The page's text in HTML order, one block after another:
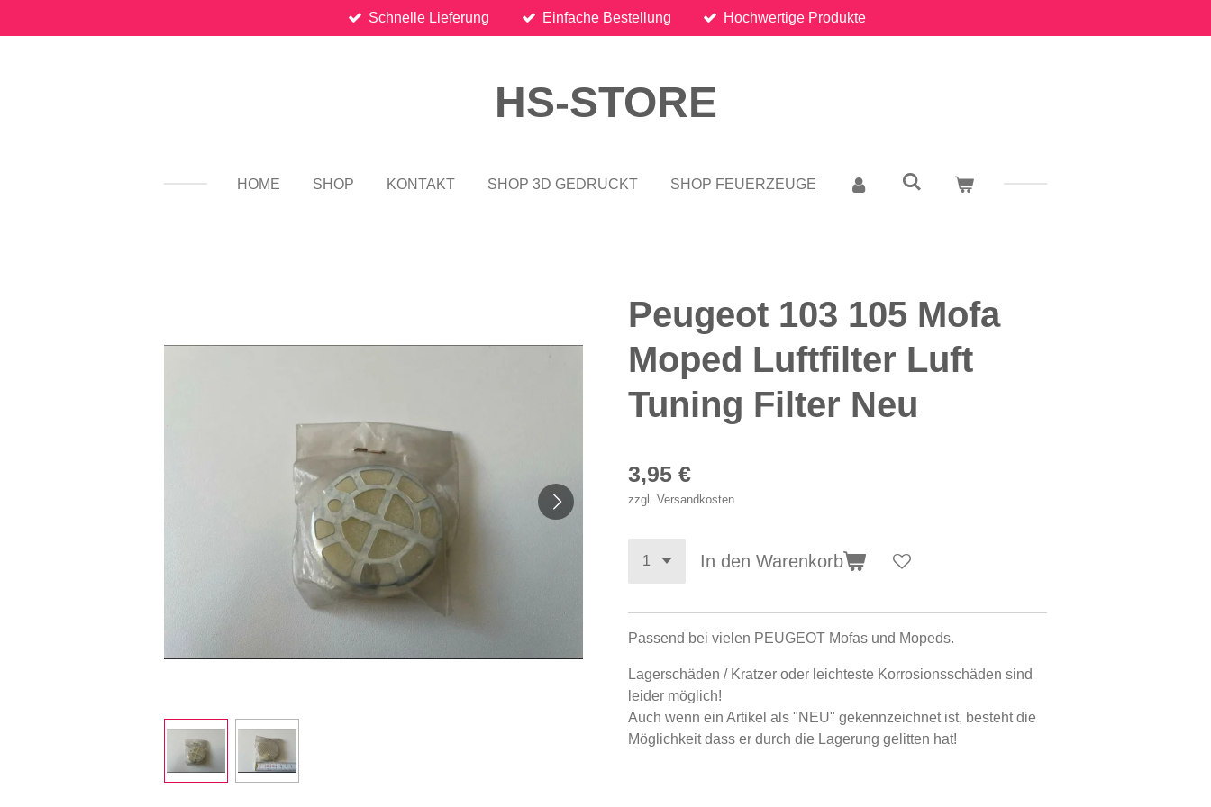
Hauptinhalt
Schnelle Lieferung Einfache Bestellung Hochwertige Produkte
HS-STORE
HOME SHOP KONTAKT SHOP 3D GEDRUCKT SHOP FEUERZEUGE
Peugeot 103 105 Mofa
Moped Luftfilter Luft
Tuning Filter Neu
3,95 €
zzgl. Versandkosten
In den Warenkorb
Passend bei vielen PEUGEOT Mofas und Mopeds.
Lagerschäden / Kratzer oder leichteste Korrosionsschäden sind
leider möglich!
Auch wenn ein Artikel als "NEU" gekennzeichnet ist, besteht die
Möglichkeit dass er durch die Lagerung gelitten hat!